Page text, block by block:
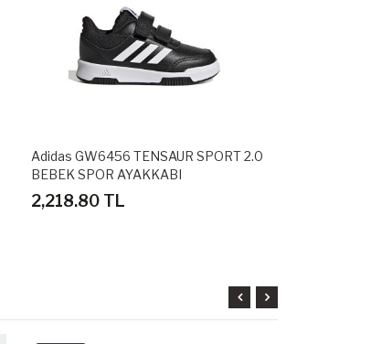
Adidas GW6456 TENSAUR SPORT 2.0
BEBEK SPOR AYAKKABI
2,218.80 TL